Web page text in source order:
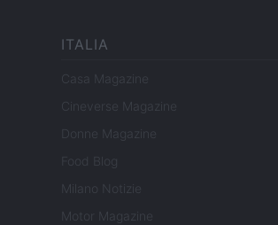
ITALIA
Casa Magazine
Cineverse Magazine
Donne Magazine
Food Blog
Milano Notizie
Motor Magazine